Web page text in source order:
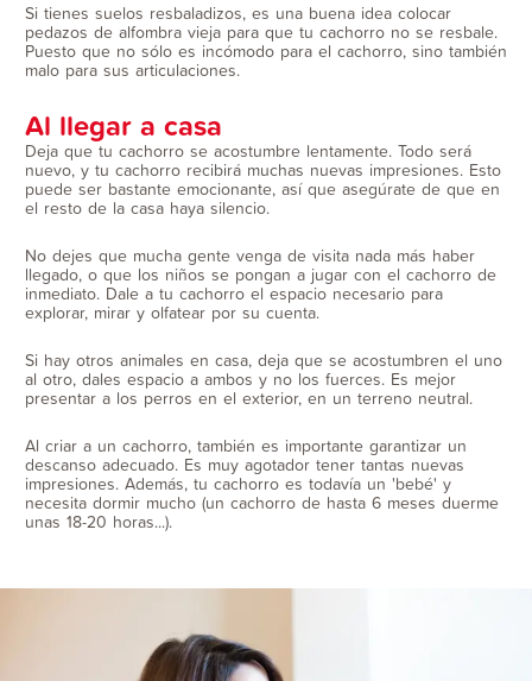
Si tienes suelos resbaladizos, es una buena idea colocar
pedazos de alfombra vieja para que tu cachorro no se resbale.
Puesto que no sólo es incómodo para el cachorro, sino también
malo para sus articulaciones.
Al llegar a casa
Deja que tu cachorro se acostumbre lentamente. Todo será
nuevo, y tu cachorro recibirá muchas nuevas impresiones. Esto
puede ser bastante emocionante, así que asegúrate de que en
el resto de la casa haya silencio.
No dejes que mucha gente venga de visita nada más haber
llegado, o que los niños se pongan a jugar con el cachorro de
inmediato. Dale a tu cachorro el espacio necesario para
explorar, mirar y olfatear por su cuenta.
Si hay otros animales en casa, deja que se acostumbren el uno
al otro, dales espacio a ambos y no los fuerces. Es mejor
presentar a los perros en el exterior, en un terreno neutral.
Al criar a un cachorro, también es importante garantizar un
descanso adecuado. Es muy agotador tener tantas nuevas
impresiones. Además, tu cachorro es todavía un 'bebé' y
necesita dormir mucho (un cachorro de hasta 6 meses duerme
unas 18-20 horas...).